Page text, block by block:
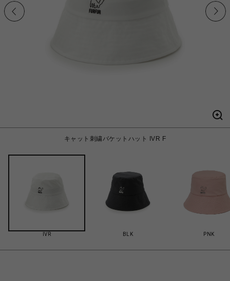
キャット刺繍バケットハット IVR F
IVR BLK PNK